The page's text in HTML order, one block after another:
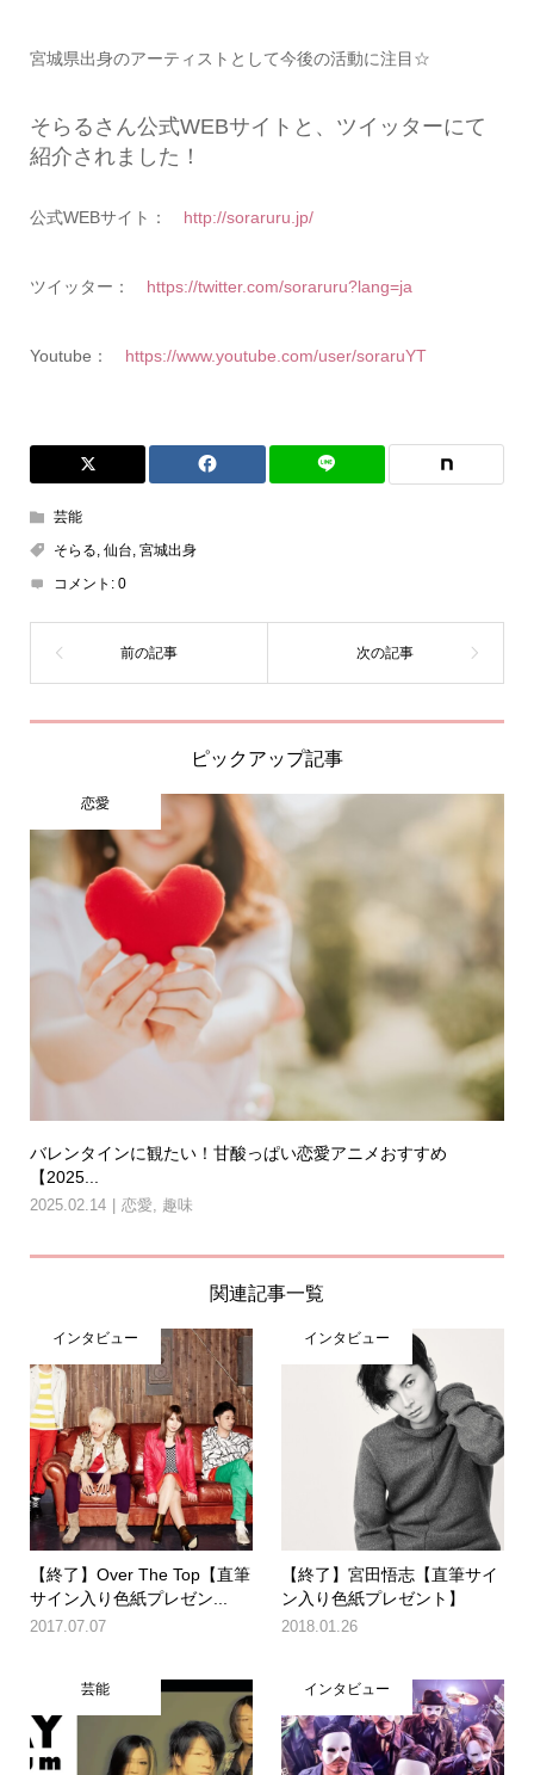
宮城県出身のアーティストとして今後の活動に注目☆
そらるさん公式WEBサイトと、ツイッターにて
紹介されました！
公式WEBサイト： http://soraruru.jp/
ツイッター： https://twitter.com/soraruru?lang=ja
Youtube： https://www.youtube.com/user/soraruYT
芸能
そらる, 仙台, 宮城出身
コメント: 0
ピックアップ記事
恋愛
バレンタインに観たい！甘酸っぱい恋愛アニメおすすめ
【2025...
2025.02.14 恋愛 趣味
関連記事一覧
インタビュー
【終了】Over The Top【直筆
サイン入り色紙プレゼン...
2017.07.07
インタビュー
【終了】宮田悟志【直筆サイ
ン入り色紙プレゼント】
2018.01.26
芸能 インタビュー